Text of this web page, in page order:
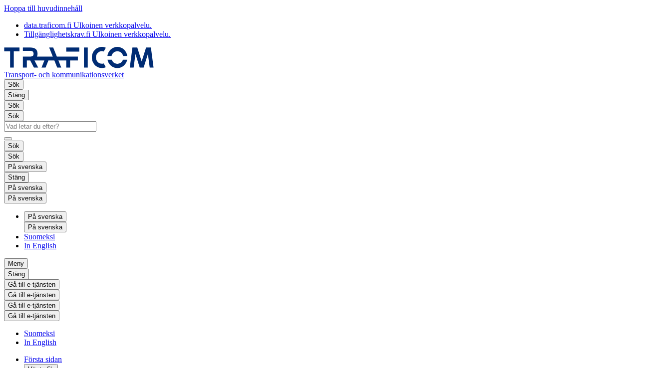
Hoppa till huvudinnehåll
data.traficom.fi Ulkoinen verkkopalvelu.
Tillgänglighetskrav.fi Ulkoinen verkkopalvelu.
Transport- och kommunikationsverket
Sök
Stäng
Sök
Sök
Sök
Sök
På svenska
Stäng
På svenska
På svenska
På svenska
På svenska
Suomeksi
In English
Meny
Stäng
Gå till e-tjänsten
Gå till e-tjänsten
Gå till e-tjänsten
Gå till e-tjänsten
Suomeksi
In English
Första sidan